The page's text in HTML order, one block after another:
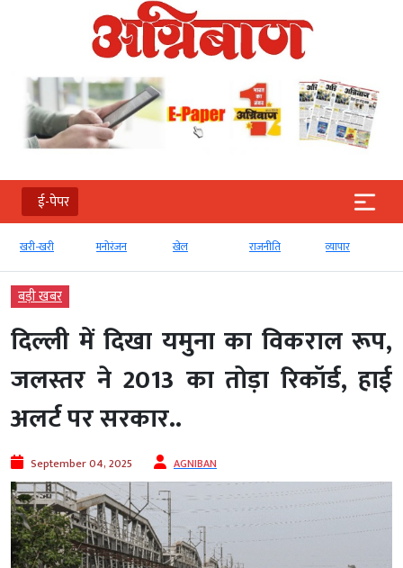
ई-पेपर
मनोरंजन खेल राजनीति व्‍यापार टेक्‍नोलॉजी
बड़ी खबर
दिल्ली में दिखा यमुना का विकराल रूप,
जलस्तर ने 2013 का तोड़ा रिकॉर्ड, हाई
अलर्ट पर सरकार..
September 04, 2025 AGNIBAN